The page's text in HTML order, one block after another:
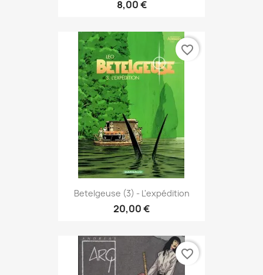
8,00 €
Betelgeuse (3) - L'expédition
20,00 €
favorite_border
favorite_border